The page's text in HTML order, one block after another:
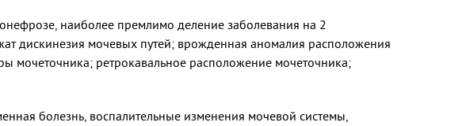
наиболее премлимо деление заболевания на 2
дискинезия мочевых путей; врожденная аномалия расположения
мочеточника; ретрокавальное расположение мочеточника;
болезнь, воспалительные изменения мочевой системы,